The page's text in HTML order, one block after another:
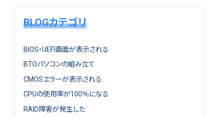
BLOGカテゴリ
BIOS・UEFI画面が表示される
BTOパソコンの組み立て
CMOSエラーが表示される
CPUの使用率が100％になる
RAID障害が発生した